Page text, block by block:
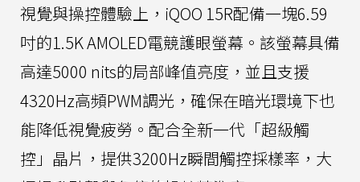
視覺與操控體驗上，iQOO 15R配備一塊6.59
吋的1.5K AMOLED電競護眼螢幕。該螢幕具備
高達5000 nits的局部峰值亮度，並且支援
4320Hz高頻PWM調光，確保在暗光環境下也
能降低視覺疲勞。配合全新一代「超級觸
控」晶片，提供3200Hz瞬間觸控採樣率，大